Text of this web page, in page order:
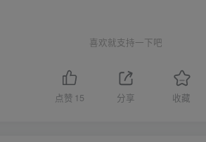
喜欢就支持一下吧
点赞 15 分享 收藏